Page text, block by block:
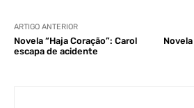
ARTIGO ANTERIOR
Novela “Haja Coração”: Carol
escapa de acidente